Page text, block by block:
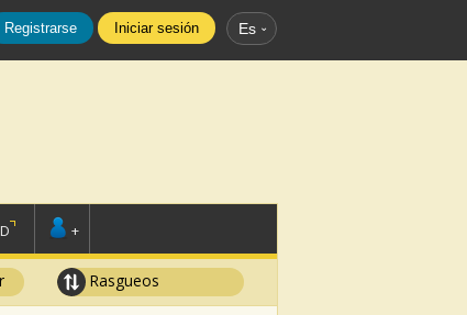
Registrarse Iniciar sesión Es
+
Rasgueos